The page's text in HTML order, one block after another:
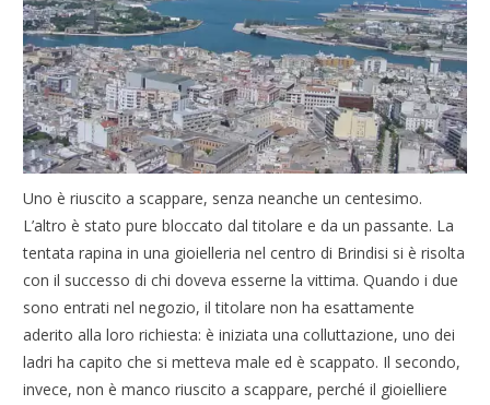
Uno è riuscito a scappare, senza neanche un centesimo.
L’altro è stato pure bloccato dal titolare e da un passante. La
tentata rapina in una gioielleria nel centro di Brindisi si è risolta
con il successo di chi doveva esserne la vittima. Quando i due
sono entrati nel negozio, il titolare non ha esattamente
aderito alla loro richiesta: è iniziata una colluttazione, uno dei
ladri ha capito che si metteva male ed è scappato. Il secondo,
invece, non è manco riuscito a scappare, perché il gioielliere